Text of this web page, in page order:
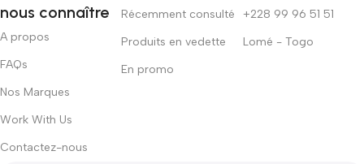
nous connaître
A propos
FAQs
Nos Marques
Work With Us
Contactez-nous
Récemment consulté
Produits en vedette
En promo
+228 99 96 51 51
Lomé - Togo